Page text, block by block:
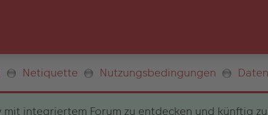
Netiquette Nutzungsbedingungen
integriertem Forum zu entdecken und künftig